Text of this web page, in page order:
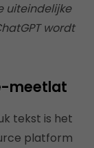
uiteindelijke
wordt
meetlat
tekst is het
platform